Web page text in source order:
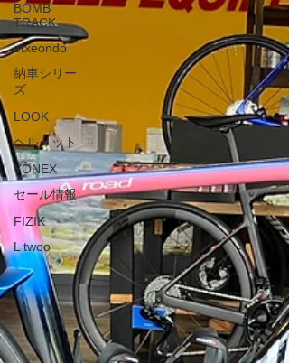
BOMB
TRACK
etxeondo
納車シリー
ズ
LOOK
ヘルメット
YONEX
セール情報
FIZIK
L twoo